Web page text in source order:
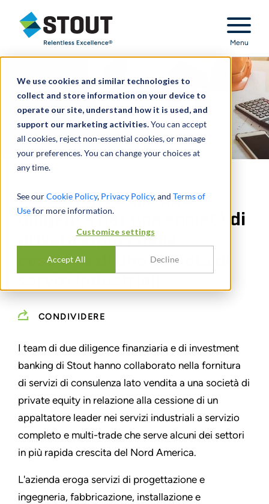
We use cookies and similar technologies to
collect and store information on your device to
operate our site, understand how it is used, and
support our marketing activities.You can accept
all cookies, reject non-essential cookies, or manage
your preferences. You can change your choices at
any time.
See ourCookie Policy, Privacy Policy, and Terms of
Usefor more information.
Customize settings
Accept All Decline
Stout Relentless Excellence
Menu
Esecuzione della due
diligence per una società di
private equity nella
cessione di una società di
CONDIVIDERE
I team di due diligence finanziaria e di investment
banking di Stout hanno collaborato nella fornitura
di servizi di consulenza lato vendita a una società di
private equity in relazione alla cessione di un
appaltatore leader nei servizi industriali a servizio
completo e multi-trade che serve alcuni dei settori
in più rapida crescita del Nord America.
L'azienda eroga servizi di progettazione e
ingegneria, fabbricazione, installazione e